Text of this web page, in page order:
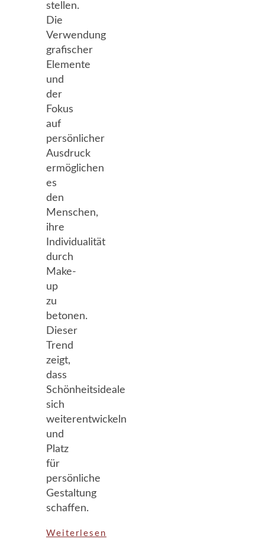
stellen.
Die
Verwendung
grafischer
Elemente
und
der
Fokus
auf
persönlicher
Ausdruck
ermöglichen
es
den
Menschen,
ihre
Individualität
durch
Make-
up
zu
betonen.
Dieser
Trend
zeigt,
dass
Schönheitsideale
sich
weiterentwickeln
und
Platz
für
persönliche
Gestaltung
schaffen.
Weiterlesen